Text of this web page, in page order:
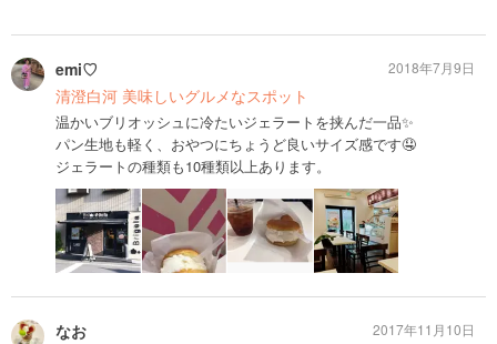
emi♡
清澄白河 美味しいグルメなスポット
温かいブリオッシュに冷たいジェラートを挟んだ一品✨
パン生地も軽く、おやつにちょうど良いサイズ感です🤤
ジェラートの種類も10種類以上あります。
2018年7月9日
なお
2017年11月10日